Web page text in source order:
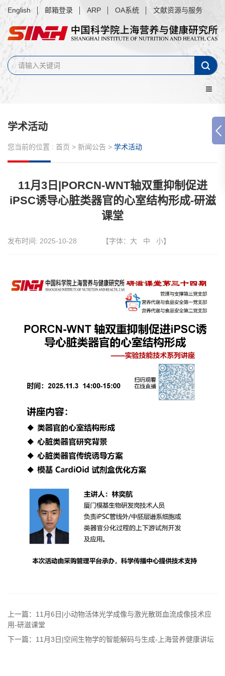
English 邮箱登录 ARP OA系统 文献资源与服务
学术活动
您当前的位置 : 首页 > 新闻公告 > 学术活动
11月3日|PORCN-WNT轴双重抑制促进
iPSC诱导心脏类器官的心室结构形成-研滋
课堂
发布时间: 2025-10-28 【字体： 大 中 小】
上一篇：11月6日|小动物活体光学成像与激光散斑血流成像技术应
用-研滋课堂
下一篇：11月3日|空间生物学的智能解码与生成-上海营养健康讲坛